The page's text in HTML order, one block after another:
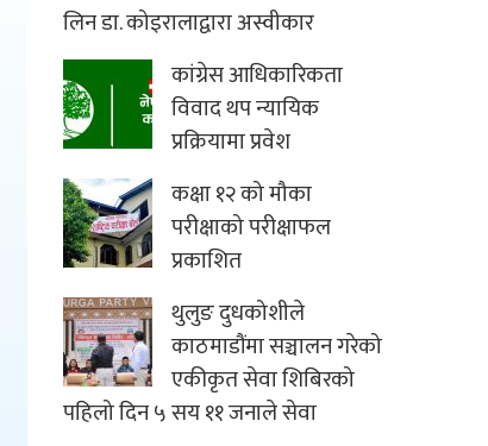
लिन डा. कोइरालाद्वारा अस्वीकार
कांग्रेस आधिकारिकता
विवाद थप न्यायिक
प्रक्रियामा प्रवेश
कक्षा १२ को मौका
परीक्षाको परीक्षाफल
प्रकाशित
थुलुङ दुधकोशीले
काठमाडौंमा सञ्चालन गरेको
एकीकृत सेवा शिबिरको
पहिलो दिन ५ सय ११ जनाले सेवा